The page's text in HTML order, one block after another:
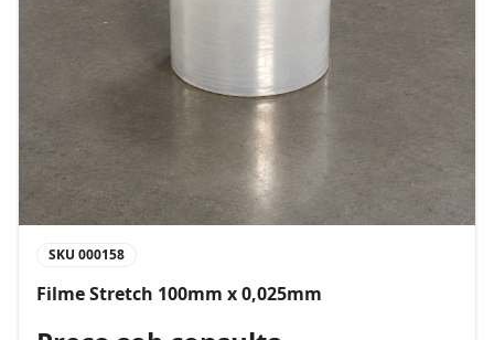
SKU 000158
Filme Stretch 100mm x 0,025mm